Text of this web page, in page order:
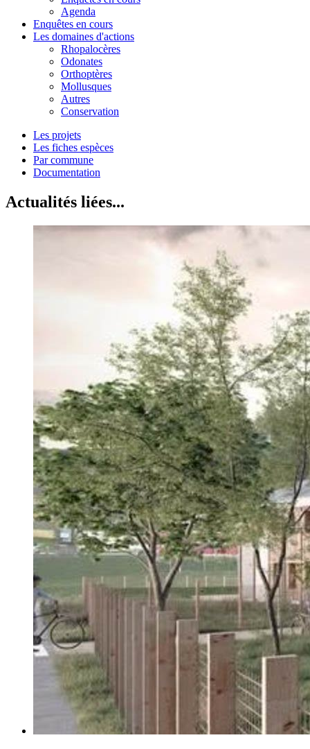
Agenda
Enquêtes en cours
Les domaines d'actions
Rhopalocères
Odonates
Orthoptères
Mollusques
Autres
Conservation
Les projets
Les fiches espèces
Par commune
Documentation
Actualités liées...